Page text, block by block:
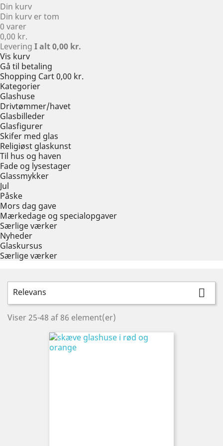
Din kurv
Din kurv er tom
0 varer
0,00 kr.
Levering I alt0,00 kr.
Vis kurv
Gå til betaling
Shopping Cart0,00 kr.
Kategorier
Glashuse
Drivtømmer/havet
Glasbilleder
Glasfigurer
Skifer med glas
Religiøst glaskunst
Til hus og haven
Fade og lysestager
Glassmykker
Jul
Påske
Mors dag gave
Mærkedage og specialopgaver
Særlige værker
Nyheder
Glaskursus
Særlige værker
Relevans 
Viser 25-48 af 86 element(er)